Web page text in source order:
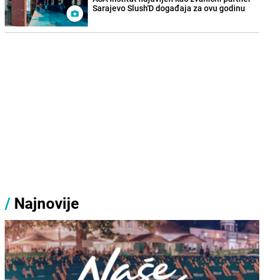
Sarajevo Slush'D događaja za ovu godinu
/ Najnovije